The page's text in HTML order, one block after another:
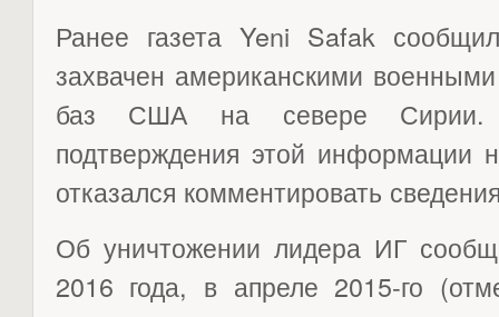
Ранее газета Yeni Safak
захвачен американскими
баз США на севере Сирии.
подтверждения этой информации
отказался комментировать
Об уничтожении лидера ИГ
2016 года, в апреле 2015-го